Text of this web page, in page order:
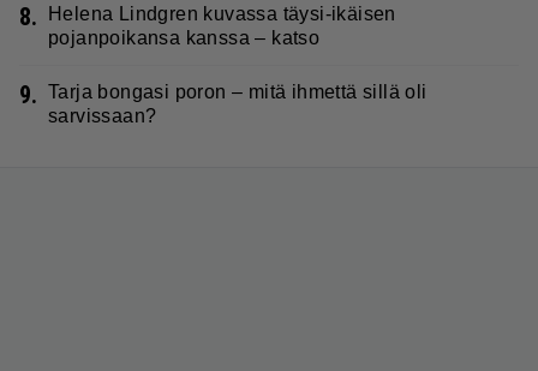
8.
Helena Lindgren kuvassa täysi-ikäisen
pojanpoikansa kanssa – katso
9. Tarja bongasi poron – mitä ihmettä sillä oli
sarvissaan?